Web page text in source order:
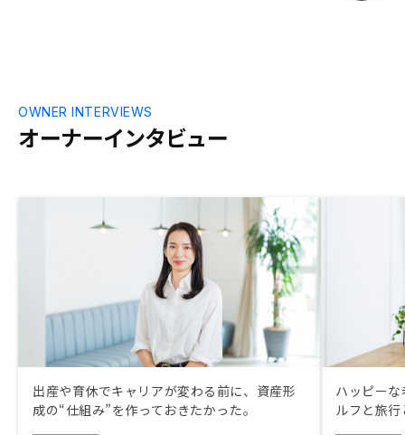
オーナーインタビュー
OWNER INTERVIEWS
出産や育休でキャリアが変わる前に、資産形
成の“仕組み”を作っておきたかった。
ハッピー
ルフと旅